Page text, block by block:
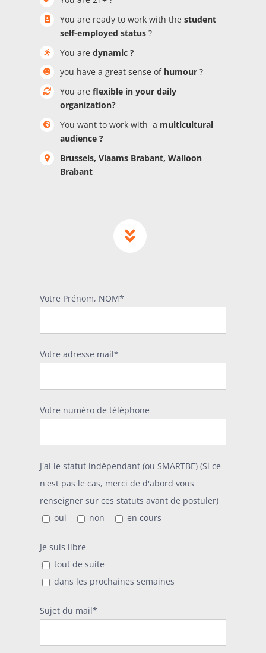
You are ready to work with the student
self-employed status ?
You are dynamic ?
you have a great sense of humour?
You are flexible in your daily
organization?
You want to work with a multicultural
audience ?
Brussels, Vlaams Brabant, Walloon
Brabant
Votre Prénom, NOM*
Votre adresse mail*
Votre numéro de téléphone
J'ai le statut indépendant (ou SMARTBE) (Si ce
n'est pas le cas, merci de d'abord vous
renseigner sur ces statuts avant de postuler)
oui
non en cours
Je suis libre
tout de suite
dans les prochaines semaines
Sujet du mail*